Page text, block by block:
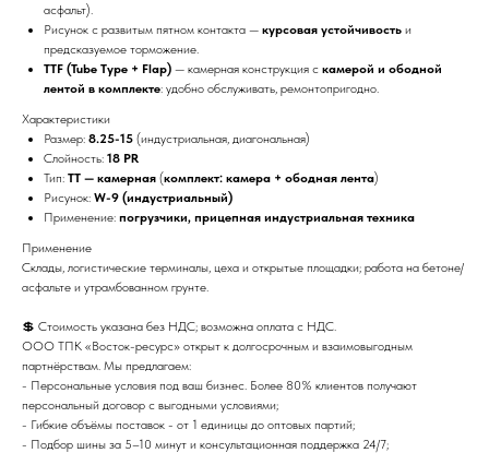
асфальт).
Рисунок с развитым пятном контакта — курсовая устойчивость и
предсказуемое торможение.
TTF (Tube Type + Flap) — камерная конструкция с камерой и ободной
лентой в комплекте: удобно обслуживать, ремонтопригодно.
Характеристики
Размер: 8.25-15 (индустриальная, диагональная)
Слойность: 18 PR
Тип: TT — камерная (комплект: камера + ободная лента)
Рисунок: W-9 (индустриальный)
Применение: погрузчики, прицепная индустриальная техника
Применение
Склады, логистические терминалы, цеха и открытые площадки; работа на бетоне/
асфальте и утрамбованном грунте.
💲 Стоимость указана без НДС; возможна оплата с НДС.
ООО ТПК «Восток-ресурс» открыт к долгосрочным и взаимовыгодным
партнёрствам. Мы предлагаем:
- Персональные условия под ваш бизнес. Более 80% клиентов получают
персональный договор с выгодными условиями;
- Гибкие объёмы поставок - от 1 единицы до оптовых партий;
- Подбор шины за 5–10 минут и консультационная поддержка 24/7;